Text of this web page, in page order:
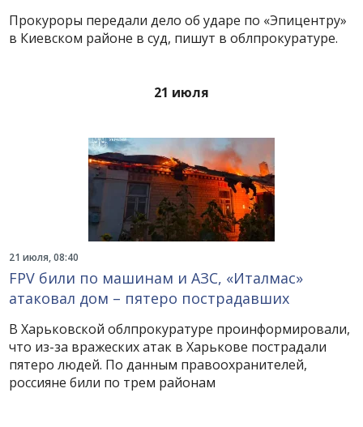
Прокуроры передали дело об ударе по «Эпицентру»
в Киевском районе в суд, пишут в облпрокуратуре.
21 июля
21 июля, 08:40
FPV били по машинам и АЗС, «Италмас»
атаковал дом – пятеро пострадавших
В Харьковской облпрокуратуре проинформировали,
что из-за вражеских атак в Харькове пострадали
пятеро людей. По данным правоохранителей,
россияне били по трем районам